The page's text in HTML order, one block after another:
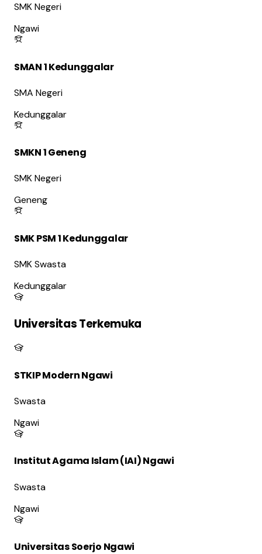
SMK Negeri
Ngawi
SMAN 1 Kedunggalar
SMA Negeri
Kedunggalar
SMKN 1 Geneng
SMK Negeri
Geneng
SMK PSM 1 Kedunggalar
SMK Swasta
Kedunggalar
Universitas Terkemuka
STKIP Modern Ngawi
Swasta
Ngawi
Institut Agama Islam (IAI) Ngawi
Swasta
Ngawi
Universitas Soerjo Ngawi